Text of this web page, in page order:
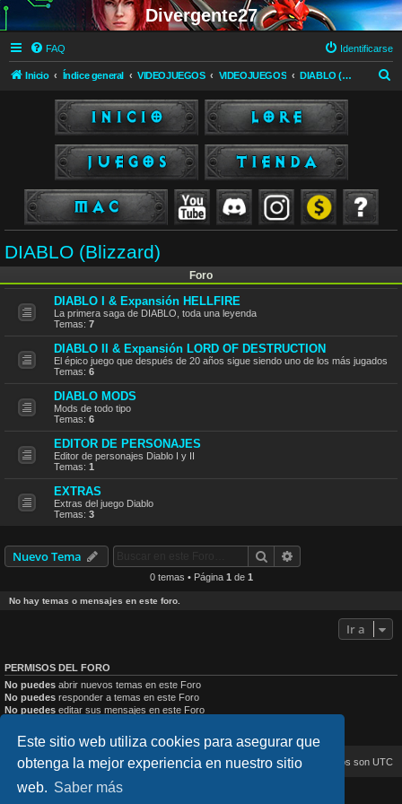
Este sitio web utiliza cookies para asegurar que
obtenga la mejor experiencia en nuestro sitio
web. Saber más
Divergente27
FAQ Identificarse
Inicio Índice general VIDEOJUEGOS VIDEOJUEGOS DIABLO (Blizzard)
DIABLO (Blizzard)
Foro
DIABLO I & Expansión HELLFIRE
La primera saga de DIABLO, toda una leyenda
Temas: 7
DIABLO II & Expansión LORD OF DESTRUCTION
El épico juego que después de 20 años sigue siendo uno de los más jugados
Temas: 6
DIABLO MODS
Mods de todo tipo
Temas: 6
EDITOR DE PERSONAJES
Editor de personajes Diablo I y II
Temas: 1
EXTRAS
Extras del juego Diablo
Temas: 3
Nuevo Tema Buscar
0 temas • Página 1 de 1
No hay temas o mensajes en este foro.
Ir a
PERMISOS DEL FORO
No puedes abrir nuevos temas en este Foro
No puedes responder a temas en este Foro
No puedes editar sus mensajes en este Foro
No puedes
enviar adjuntos en este Foro
Inicio Índice general Todos los horarios son UTC